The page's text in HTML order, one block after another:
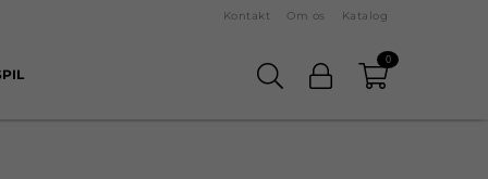
Kontakt Om os Katalog
0